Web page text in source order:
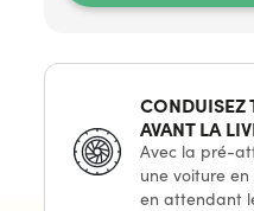
CONDUISEZ
AVANT LA
Avec la pré-
une voiture en
en attendant